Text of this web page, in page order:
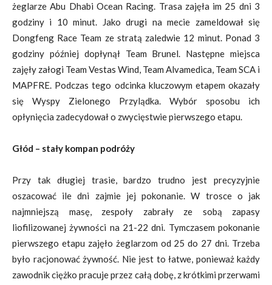
żeglarze Abu Dhabi Ocean Racing. Trasa zajęła im 25 dni 3
godziny i 10 minut. Jako drugi na mecie zameldował się
Dongfeng Race Team ze stratą zaledwie 12 minut. Ponad 3
godziny później dopłynął Team Brunel. Następne miejsca
zajęły załogi Team Vestas Wind, Team Alvamedica, Team SCA i
MAPFRE. Podczas tego odcinka kluczowym etapem okazały
się Wyspy Zielonego Przylądka. Wybór sposobu ich
opłynięcia zadecydował o zwycięstwie pierwszego etapu.
Głód – stały kompan podróży
Przy tak długiej trasie, bardzo trudno jest precyzyjnie
oszacować ile dni zajmie jej pokonanie. W trosce o jak
najmniejszą masę, zespoły zabrały ze sobą zapasy
liofilizowanej żywności na 21-22 dni. Tymczasem pokonanie
pierwszego etapu zajęło żeglarzom od 25 do 27 dni. Trzeba
było racjonować żywność. Nie jest to łatwe, ponieważ każdy
zawodnik ciężko pracuje przez całą dobę, z krótkimi przerwami